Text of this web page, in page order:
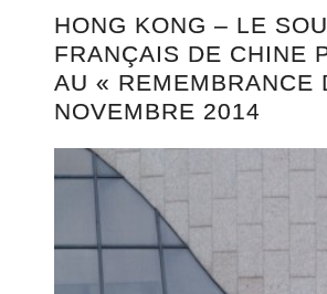
HONG KONG – LE
FRANÇAIS DE CHINE
AU « REMEMBRANCE
NOVEMBRE 2014